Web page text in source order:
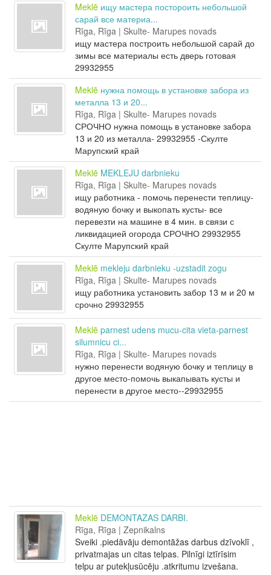
Meklē ищу мастера постороить небольшой
сарай все материа...
Rīga, Rīga | Skulte- Marupes novads
ищу мастера построить небольшой сарай до
зимы все материалы есть дверь готовая
29932955
Meklē нужна помощь в установке забора из
металла 13 и 20...
Rīga, Rīga | Skulte- Marupes novads
СРОЧНО нужна помощь в установке забора
13 и 20 из металла- 29932955 -Скулте
Марупский край
Meklē MEKLEJU darbnieku
Rīga, Rīga | Skulte- Marupes novads
ищу работника - помочь перенести теплицу-
водяную бочку и выкопать кусты- все
перевезти на машине в 4 мин. в связи с
ликвидацией огорода СРОЧНО 29932955
Скулте Марупский край
Meklē mekleju darbnieku -uzstadit zogu
Rīga, Rīga | Skulte- Marupes novads
ищу работника установить забор 13 м и 20 м
срочно 29932955
Meklē parnest udens mucu-cita vieta-parnest
silumnicu ci...
Rīga, Rīga | Skulte- Marupes novads
нужно перенести водяную бочку и теплицу в
другое место-помочь выкапывать кусты и
перенести в другое место--29932955
Meklē DEMONTAZAS DARBI.
Rīga, Rīga | Zepnikalns
Sveiki .piedāvāju demontāžas darbus dzīvoklī ,
privatmajas un citas telpas. Pilnīgi iztīrīsim
telpu ar putekļusūcēju .atkritumu izvešana.